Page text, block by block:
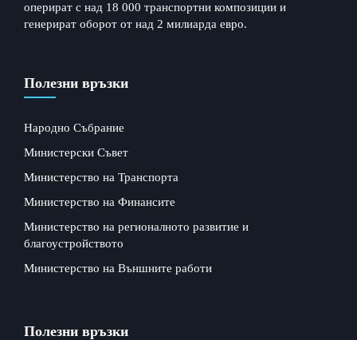
оперират с над 18 000 транспортни композиции и
генерират оборот от над 2 милиарда евро.
Полезни връзки
Народно Събрание
Министерски Съвет
Министерство на Транспорта
Министерство на Финансите
Министерство на регионалното развитие и
благоустройството
Министерство на Външните работи
Полезни връзки